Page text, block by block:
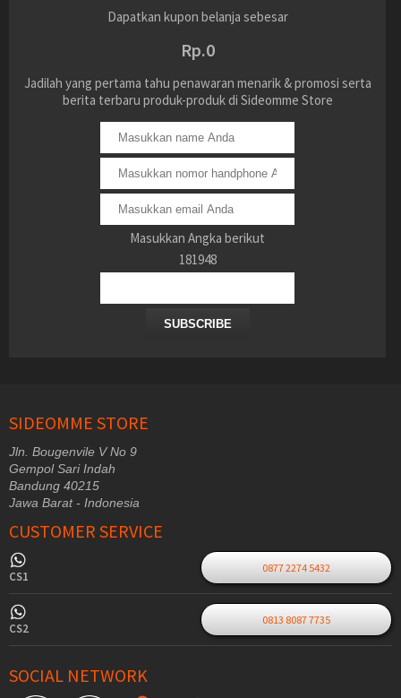
Dapatkan kupon belanja sebesar
Rp.0
Jadilah yang pertama tahu penawaran menarik & promosi serta
berita terbaru produk-produk di Sideomme Store
Masukkan Angka berikut
181948
SUBSCRIBE
SIDEOMME STORE
Jln. Bougenvile V No 9
Gempol Sari Indah
Bandung 40215
Jawa Barat - Indonesia
CUSTOMER SERVICE
CS1
0877 2274 5432
CS2
0813 8087 7735
SOCIAL NETWORK